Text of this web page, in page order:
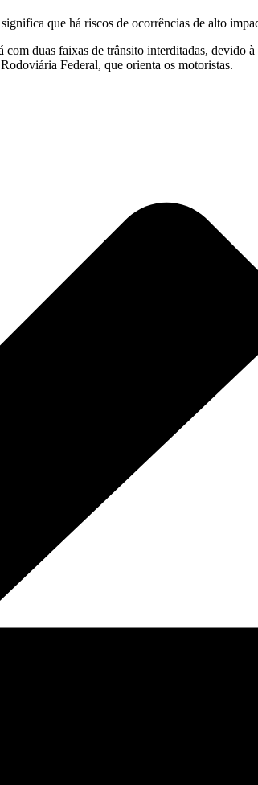
que há riscos de ocorrências de alto
duas faixas de trânsito interditadas, devido
Federal, que orienta os motoristas.